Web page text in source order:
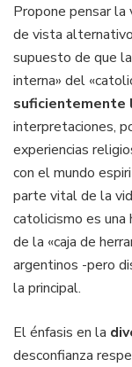
Propone pensar la
de vista
supuesto de que
interna» del
suficientemente
interpretaciones,
experiencias
con el mundo
parte vital de la
catolicismo es una
de la «caja de
argentinos -pero
la principal.
El énfasis en la
desconfianza